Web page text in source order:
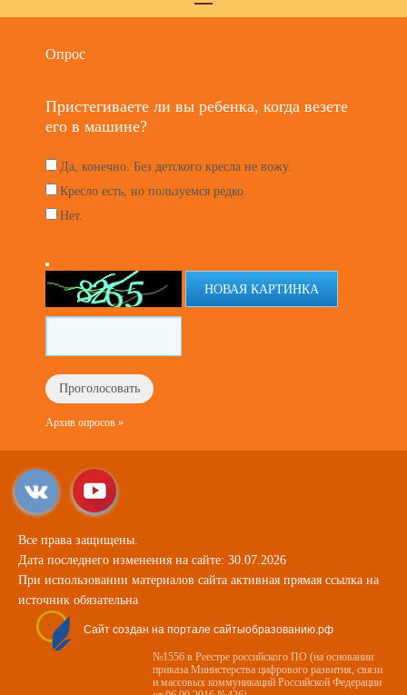
Опрос
Пристегиваете ли вы ребенка, когда везете
его в машине?
Да, конечно. Без детского кресла не вожу.
Кресло есть, но пользуемся редко.
Нет.
НОВАЯ КАРТИНКА
Архив опросов »
Все права защищены.
Дата последнего изменения на сайте: 30.07.2026
При использовании материалов сайта активная прямая ссылка на
источник обязательна
Сайт создан на портале сайтыобразованию.рф
№1556 в Реестре российского ПО (на основании
приказа Министерства цифрового развития, связи
и массовых коммуникаций Российской Федерации